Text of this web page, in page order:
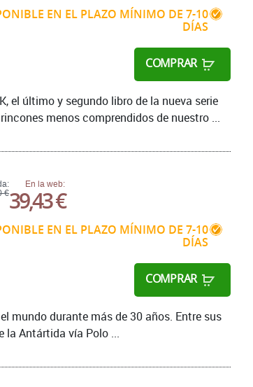
EN EL PLAZO MÍNIMO DE 7-10
DÍAS
COMPRAR
el último y segundo libro de la nueva serie
menos comprendidos de nuestro ...
€
En la web:
39,43 €
EN EL PLAZO MÍNIMO DE 7-10
DÍAS
COMPRAR
mundo durante más de 30 años. Entre sus
la Antártida vía Polo ...